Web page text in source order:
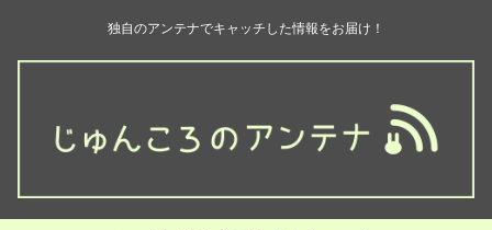
独自のアンテナでキャッチした情報をお届け！